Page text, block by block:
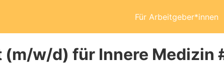
Für Arbeitgeber*innen
(m/w/d) für Innere Medizin